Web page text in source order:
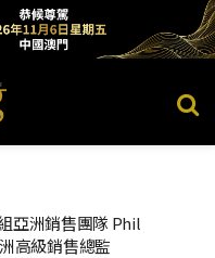
亞洲銷售團隊 Phil
高級銷售總監